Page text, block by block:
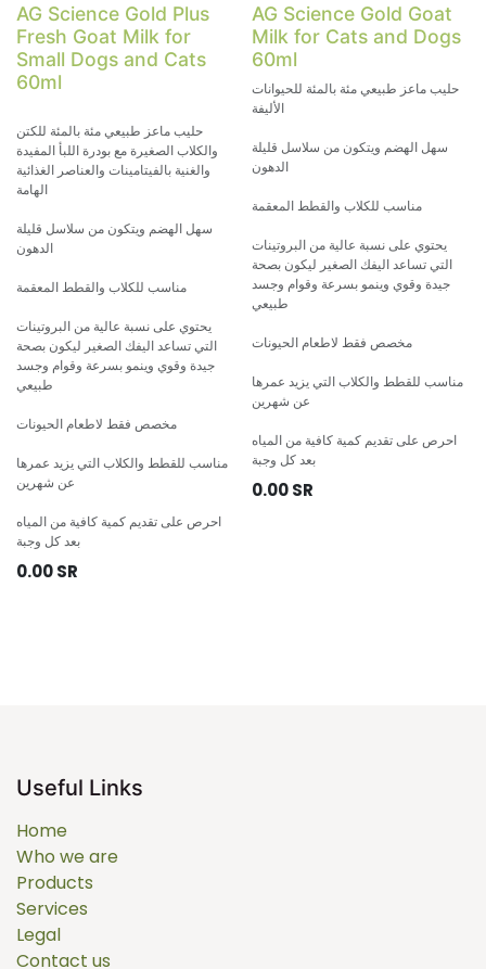
AG Science Gold Plus
Fresh Goat Milk for
Small Dogs and Cats
60ml
حليب ماعز طبيعي مئة بالمئة للكتن
والكلاب الصغيرة مع بودرة اللبأ المفيدة
والغنية بالفيتامينات والعناصر الغذائية
الهامة
سهل الهضم ويتكون من سلاسل قليلة
الدهون
مناسب للكلاب والقطط المعقمة
يحتوي على نسبة عالية من البروتينات
التي تساعد اليفك الصغير ليكون بصحة
جيدة وقوي وينمو بسرعة وقوام وجسد
طبيعي
مخصص فقط لاطعام الحيونات
مناسب للقطط والكلاب التي يزيد عمرها
عن شهرين
احرص على تقديم كمية كافية من المياه
بعد كل وجبة
0.00SR
AG Science Gold Goat
Milk for Cats and Dogs
60ml
حليب ماعز طبيعي مئة بالمئة للحيوانات
الأليفة
سهل الهضم ويتكون من سلاسل قليلة
الدهون
مناسب للكلاب والقطط المعقمة
يحتوي على نسبة عالية من البروتينات
التي تساعد اليفك الصغير ليكون بصحة
جيدة وقوي وينمو بسرعة وقوام وجسد
طبيعي
مخصص فقط لاطعام الحيونات
مناسب للقطط والكلاب التي يزيد عمرها
عن شهرين
احرص على تقديم كمية كافية من المياه
بعد كل وجبة
0.00SR
Useful Links
Home
Who we are
Products
Services
Legal
Contact us